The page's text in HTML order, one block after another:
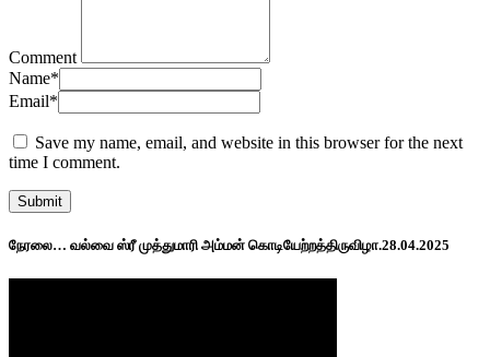
Comment
Name*
Email*
Save my name, email, and website in this browser for the next
time I comment.
நேரலை… வல்வை ஸ்ரீ முத்துமாரி அம்மன் கொடியேற்றத்திருவிழா.28.04.2025